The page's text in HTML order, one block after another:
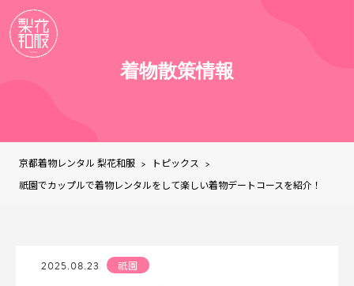
着物散策情報
京都着物レンタル 梨花和服 > トピックス >
祇園でカップルで着物レンタルをして楽しい着物デートコースを紹介！
2025.08.23 祇園